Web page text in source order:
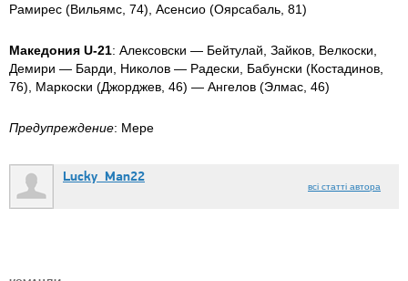
Рамирес (Вильямс, 74), Асенсио (Оярсабаль, 81)
Македония U-21: Алексовски — Бейтулай, Зайков, Велкоски,
Демири — Барди, Николов — Радески, Бабунски (Костадинов,
76), Маркоски (Джорджев, 46) — Ангелов (Элмас, 46)
Предупреждение: Мере
Lucky_Man22
всі статті автора